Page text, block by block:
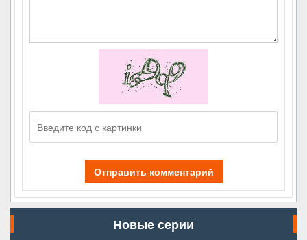
Отправить комментарий
Новые серии